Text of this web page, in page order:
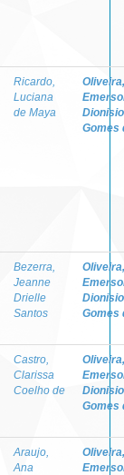
Ricardo,
Luciana
de Maya
Oliveira,
Dionisio
Gomes
Bezerra,
Jeanne
Drielle
Santos
Oliveira,
Dionisio
Gomes
Castro,
Clarissa
Coelho de
Oliveira,
Dionisio
Gomes
Araujo,
Ana
Oliveira,